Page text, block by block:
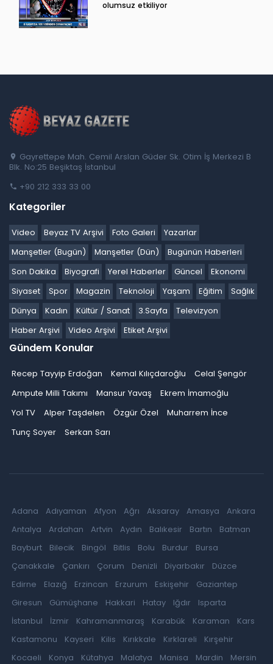
olumsuz etkiliyor
Gayrettepe Mah. Cemil Arslan Güder Sk. Otim İş Merkezi B
Blk. No:25 Beşiktaş İstanbul
+90 212 333 33 00
Kategoriler
Video Beyaz TV Arşivi Foto Galeri
Yazarlar
Manşetler (Bugün)
Manşetler (Dün)
Bugünün Haberleri
Son Dakika
Biyografi Yerel Haberler Güncel
Ekonomi
Siyaset
Spor Magazin Teknoloji Yaşam Eğitim
Sağlık
Dünya
Kadın Kültür / Sanat 3.Sayfa
Televizyon
Haber Arşivi
Video Arşivi Etiket Arşivi
Gündem Konular
Recep Tayyip Erdoğan Kemal Kılıçdaroğlu
Celal Şengör
Ampute Milli Takımı
Mansur Yavaş
Ekrem İmamoğlu
Yol TV
Alper Taşdelen Özgür Özel
Muharrem İnce
Tunç Soyer
Serkan Sarı
Adana Adıyaman Afyon Ağrı Aksaray Amasya
Ankara
Antalya
Ardahan Artvin Aydın Balıkesir Bartın
Batman
Bayburt
Bilecik Bingöl Bitlis Bolu Burdur
Bursa
Çanakkale
Çankırı Çorum Denizli Diyarbakır
Düzce
Edirne
Elazığ Erzincan Erzurum Eskişehir
Gaziantep
Giresun
Gümüşhane Hakkari Hatay Iğdır
Isparta
İstanbul
İzmir Kahramanmaraş Karabük Karaman
Kars
Kastamonu
Kayseri Kilis Kırıkkale Kırklareli
Kırşehir
Kocaeli
Konya Kütahya Malatya Manisa Mardin
Mersin